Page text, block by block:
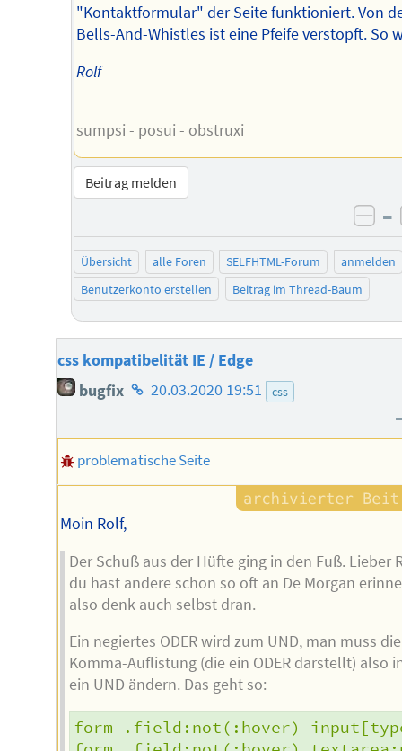
"Kontaktformular" der Seite funktioniert. Von
Bells-And-Whistles ist eine Pfeife verstopft. So
Rolf
--
sumpsi - posui - obstruxi
Beitrag melden
–
Übersicht alle Foren SELFHTML-Forum
anmelden
Benutzerkonto erstellen
Beitrag im Thread-Baum
css kompatibelität IE / Edge
bugfix Homepage
Autors
20.03.2020 19:51 css
problematische Seite
Moin Rolf,
Der Schuß aus der Hüfte ging in den Fuß. Lieber
du hast andere schon so oft an De Morgan
also denk auch selbst dran.
Ein negiertes ODER wird zum UND, man muss die
Komma-Auflistung (die ein ODER darstellt) also
ein UND ändern. Das geht so:
form .field:not(:hover)